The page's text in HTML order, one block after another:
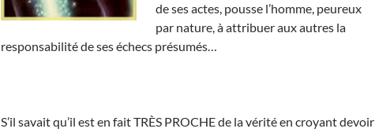
de ses actes, pousse l’homme, peureux
par nature, à attribuer aux autres la
responsabilité de ses échecs présumés…
S’il savait qu’il est en fait TRÈS PROCHE de la vérité en croyant devoir